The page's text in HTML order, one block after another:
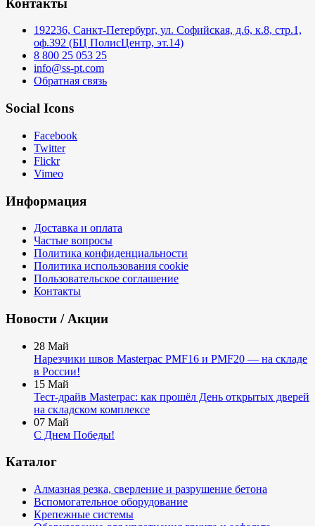
192236, Санкт-Петербург, ул. Софийская, д.6, к.8, стр.1,
оф.392 (БЦ ПолисЦентр, эт.14)
8 800 25 053 25
info@ss-pt.com
Обратная связь
Social Icons
Facebook
Twitter
Flickr
Vimeo
Информация
Доставка и оплата
Частые вопросы
Политика конфиденциальности
Политика использования cookie
Пользовательское соглашение
Контакты
Новости / Акции
28 Май
Нарезчики швов Masterpac PMF16 и PMF20 — на складе
в России!
15 Май
Тест-драйв Masterpac: как прошёл День открытых дверей
на складском комплексе
07 Май
С Днем Победы!
Каталог
Алмазная резка, сверление и разрушение бетона
Вспомогательное оборудование
Крепежные системы